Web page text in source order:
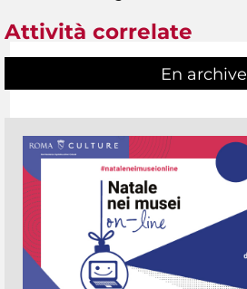
Attività correlate
En archive